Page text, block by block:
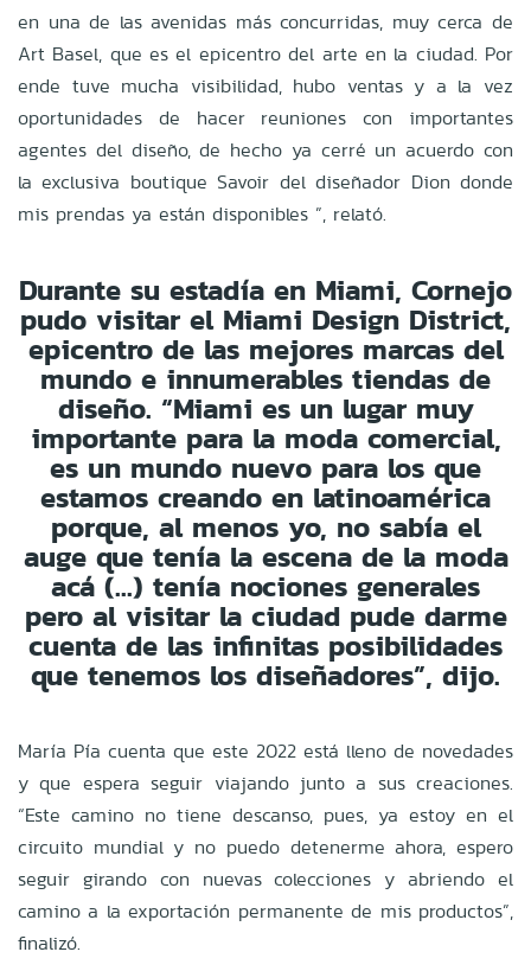
en una de las avenidas más concurridas, muy cerca de
Art Basel, que es el epicentro del arte en la ciudad. Por
ende tuve mucha visibilidad, hubo ventas y a la vez
oportunidades de hacer reuniones con importantes
agentes del diseño, de hecho ya cerré un acuerdo con
la exclusiva boutique Savoir del diseñador Dion donde
mis prendas ya están disponibles ”, relató.
Durante su estadía en Miami, Cornejo
pudo visitar el Miami Design District,
epicentro de las mejores marcas del
mundo e innumerables tiendas de
diseño. “Miami es un lugar muy
importante para la moda comercial,
es un mundo nuevo para los que
estamos creando en latinoamérica
porque, al menos yo, no sabía el
auge que tenía la escena de la moda
acá (...) tenía nociones generales
pero al visitar la ciudad pude darme
cuenta de las infinitas posibilidades
que tenemos los diseñadores”, dijo.
María Pía cuenta que este 2022 está lleno de novedades
y que espera seguir viajando junto a sus creaciones.
“Este camino no tiene descanso, pues, ya estoy en el
circuito mundial y no puedo detenerme ahora, espero
seguir girando con nuevas colecciones y abriendo el
camino a la exportación permanente de mis productos”,
finalizó.